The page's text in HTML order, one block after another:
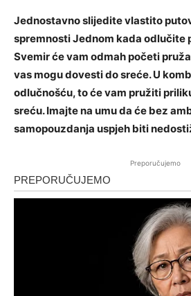
Jednostavno slijedite vlastito
spremnosti Jednom kada odlučite
Svemir će vam odmah početi
vas mogu dovesti do sreće. U
odlučnošću, to će vam pružiti
sreću. Imajte na umu da će bez
samopouzdanja uspjeh biti
Preporučujemo